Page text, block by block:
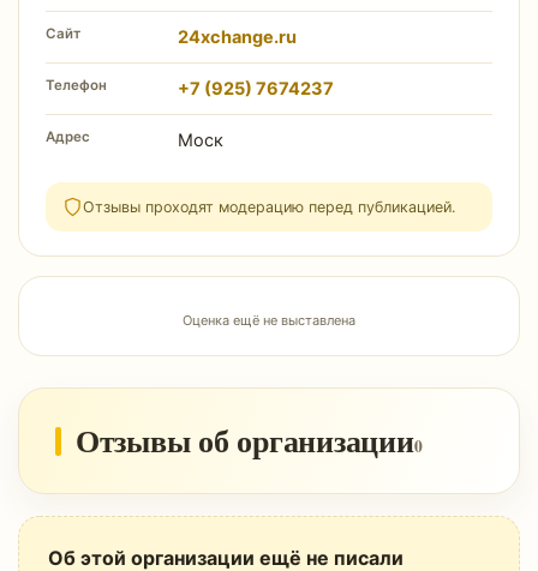
Сайт 24xchange.ru
Телефон +7 (925) 7674237
Адрес Моск
Отзывы проходят модерацию перед публикацией.
Оценка ещё не выставлена
Отзывы об организации0
Об этой организации ещё не писали